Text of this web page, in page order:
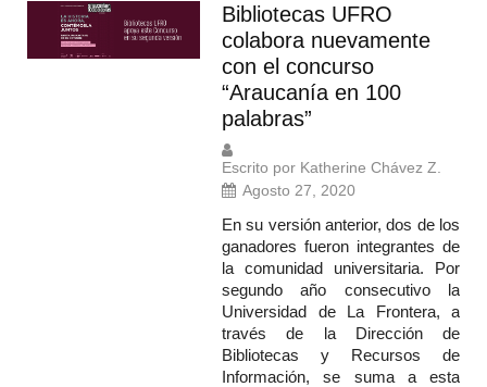
Bibliotecas UFRO
colabora nuevamente
con el concurso
“Araucanía en 100
palabras”
Escrito por Katherine Chávez Z.
Agosto 27, 2020
En su versión anterior, dos de los
ganadores fueron integrantes de
la comunidad universitaria. Por
segundo año consecutivo la
Universidad de La Frontera, a
través de la Dirección de
Bibliotecas y Recursos de
Información, se suma a esta